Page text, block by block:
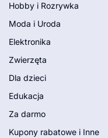
Hobby i Rozrywka
Moda i Uroda
Elektronika
Zwierzęta
Dla dzieci
Edukacja
Za darmo
Kupony rabatowe i Inne